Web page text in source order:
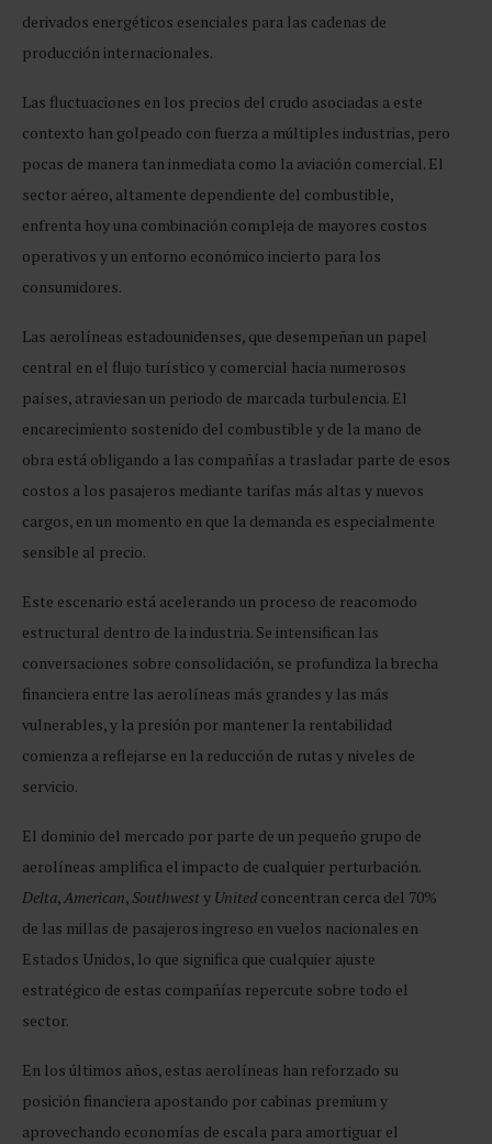
derivados energéticos esenciales para las cadenas de
producción internacionales.
Las fluctuaciones en los precios del crudo asociadas a este
contexto han golpeado con fuerza a múltiples industrias, pero
pocas de manera tan inmediata como la aviación comercial. El
sector aéreo, altamente dependiente del combustible,
enfrenta hoy una combinación compleja de mayores costos
operativos y un entorno económico incierto para los
consumidores.
Las aerolíneas estadounidenses, que desempeñan un papel
central en el flujo turístico y comercial hacia numerosos
países, atraviesan un periodo de marcada turbulencia. El
encarecimiento sostenido del combustible y de la mano de
obra está obligando a las compañías a trasladar parte de esos
costos a los pasajeros mediante tarifas más altas y nuevos
cargos, en un momento en que la demanda es especialmente
sensible al precio.
Este escenario está acelerando un proceso de reacomodo
estructural dentro de la industria. Se intensifican las
conversaciones sobre consolidación, se profundiza la brecha
financiera entre las aerolíneas más grandes y las más
vulnerables, y la presión por mantener la rentabilidad
comienza a reflejarse en la reducción de rutas y niveles de
servicio.
El dominio del mercado por parte de un pequeño grupo de
aerolíneas amplifica el impacto de cualquier perturbación.
Delta,American, Southwesty Unitedconcentran cerca del 70%
de las millas de pasajeros ingreso en vuelos nacionales en
Estados Unidos, lo que significa que cualquier ajuste
estratégico de estas compañías repercute sobre todo el
sector.
En los últimos años, estas aerolíneas han reforzado su
posición financiera apostando por cabinas premium y
aprovechando economías de escala para amortiguar el